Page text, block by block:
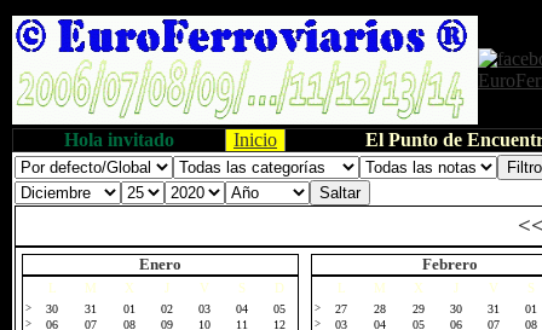
Hola invitado Inicio El Punto de
Enero
M X J V S D
> 30 31 01 02 03 04 05
> 06 07 08 09 10 11 12
Febrero
M X J V S
> 27 28 29 30 31 01
> 03 04 05 06 07 08